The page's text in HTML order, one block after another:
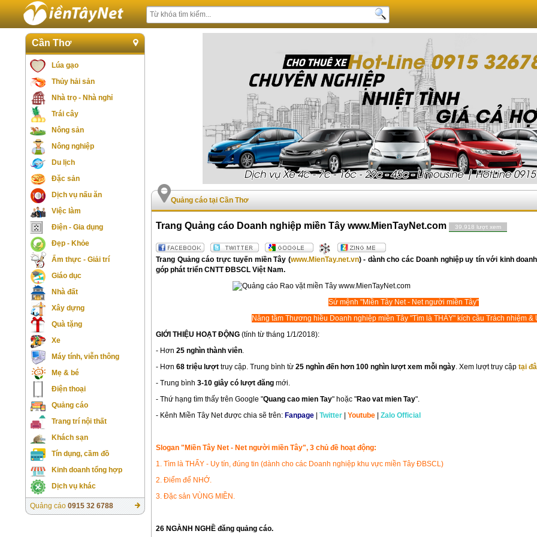
Cần Thơ
Lúa gạo
Thủy hải sản
Nhà trọ - Nhà nghỉ
Trái cây
Nông sản
Nông nghiệp
Du lịch
Đặc sản
Dịch vụ nấu ăn
Việc làm
Điện - Gia dụng
Đẹp - Khỏe
Ẩm thực - Giải trí
Giáo dục
Nhà đất
Xây dựng
Quà tặng
Xe
Máy tính, viễn thông
Mẹ & bé
Điện thoại
Quảng cáo
Trang trí nội thất
Khách sạn
Tín dụng, cầm đồ
Kinh doanh tổng hợp
Dịch vụ khác
Quảng cáo 0915 32 6788
Quảng cáo tại Cần Thơ
Trang Quảng cáo Doanh nghiệp miền Tây www.MienTayNet.com 39,918 lượt xem
Trang Quảng cáo trực tuyến miền Tây (www.MienTay.net.vn) - dành cho các Doanh nghiệp uy tín với kinh
góp phát triển CNTT ĐBSCL Việt Nam.
Sứ mệnh "Miền Tây Net - Net người miền Tây"
Nâng tầm Thương hiều Doanh nghiệp miền Tây "Tìm là THẤY" kích cầu Trách nhiệm &
GIỚI THIỆU HOẠT ĐỘNG (tính từ tháng 1/1/2018):
- Hơn 25 nghìn thành viên
- Hơn 68 triệu lượt truy cập. Trung bình từ 25 nghìn đến hơn 100 nghìn lượt xem mỗi ngày . Xem lượt truy cập tại
- Trung bình 3-10 giây có lượt đăng mới.
- Thứ hạng tìm thấy trên Google "Quang cao mien Tay" hoặc "Rao vat mien Tay".
- Kênh Miền Tây Net được chia sẽ trên: Fanpage | Twitter | Youtube | Zalo Official
Slogan "Miền Tây Net - Net người miền Tây", 3 chủ đề hoạt động:
1. Tìm là THẤY - Uy tín, đúng tin (dành cho các Doanh nghiệp khu vực miền Tây ĐBSCL)
2. Điểm để NHỚ.
3. Đặc sản VÙNG MIỀN.
26 NGÀNH NGHỀ đăng quảng cáo.